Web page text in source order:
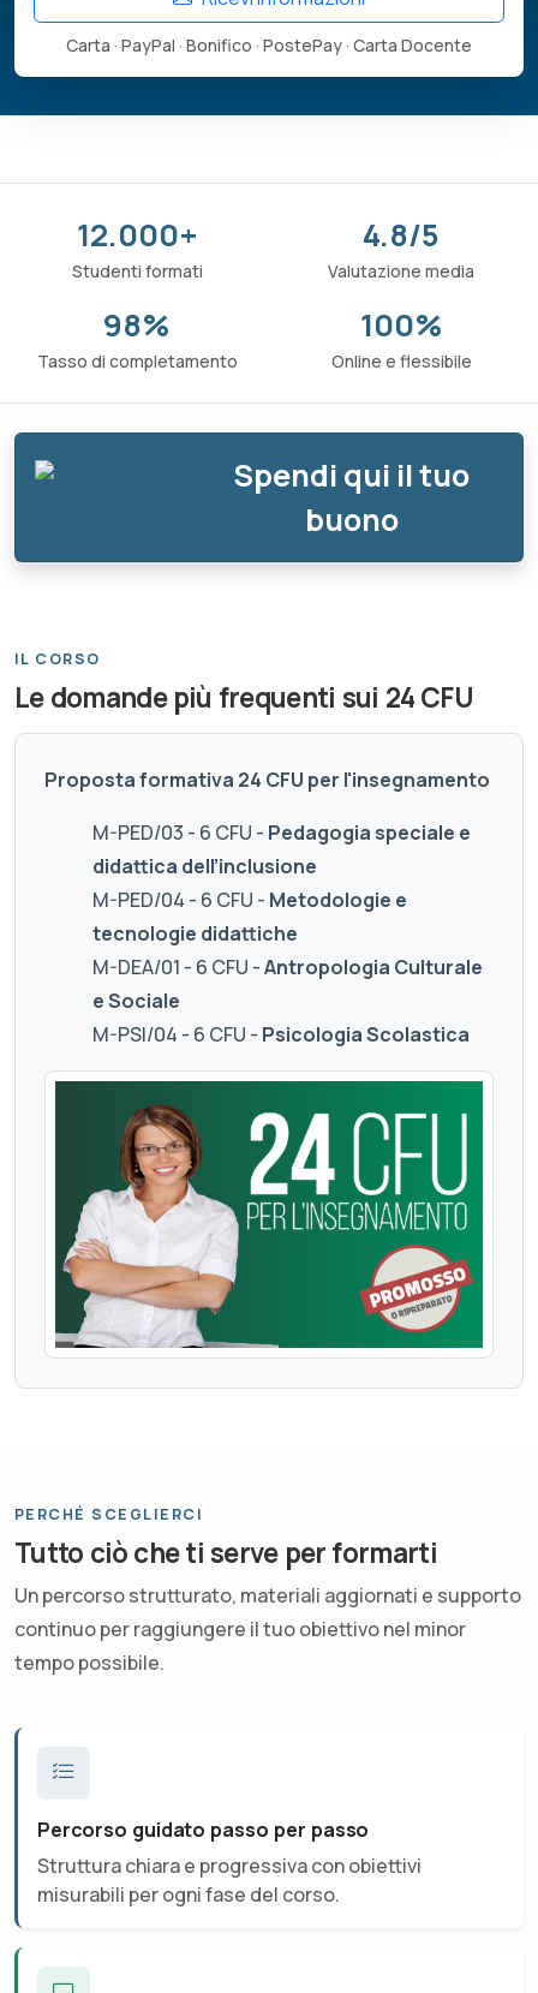
Carta · PayPal · Bonifico · PostePay · Carta Docente
12.000+
Studenti formati
4.8/5
Valutazione media
98%
Tasso di completamento
100%
Online e flessibile
Spendi qui il tuo
buono
IL CORSO
Le domande più frequenti sui 24 CFU
Proposta formativa 24 CFU per l'insegnamento
M-PED/03 - 6 CFU - Pedagogia speciale e
didattica dell’inclusione
M-PED/04 - 6 CFU - Metodologie e
tecnologie didattiche
M-DEA/01 - 6 CFU -Antropologia Culturale
e Sociale
M-PSI/04 - 6 CFU - Psicologia Scolastica
PERCHÉ SCEGLIERCI
Tutto ciò che ti serve per formarti
Un percorso strutturato, materiali aggiornati e supporto
continuo per raggiungere il tuo obiettivo nel minor
tempo possibile.
Percorso guidato passo per passo
Struttura chiara e progressiva con obiettivi
misurabili per ogni fase del corso.